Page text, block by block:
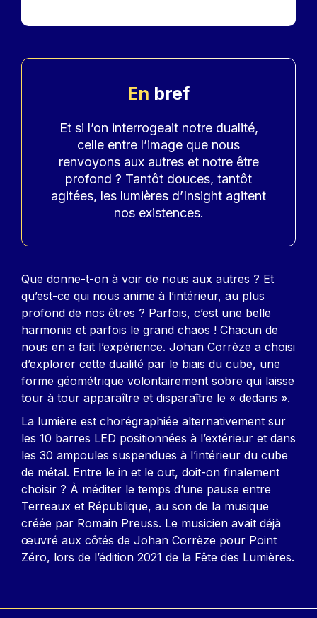
En bref
Accroche
Et si l’on interrogeait notre dualité,
celle entre l’image que nous
renvoyons aux autres et notre être
profond ? Tantôt douces, tantôt
agitées, les lumières d’Insight agitent
nos existences.
Contenu
Que donne-t-on à voir de nous aux autres ? Et
qu’est-ce qui nous anime à l’intérieur, au plus
profond de nos êtres ? Parfois, c’est une belle
harmonie et parfois le grand chaos ! Chacun de
nous en a fait l’expérience. Johan Corrèze a choisi
d’explorer cette dualité par le biais du cube, une
forme géométrique volontairement sobre qui laisse
tour à tour apparaître et disparaître le « dedans ».
La lumière est chorégraphiée alternativement sur
les 10 barres LED positionnées à l’extérieur et dans
les 30 ampoules suspendues à l’intérieur du cube
de métal. Entre le in et le out, doit-on finalement
choisir ? À méditer le temps d’une pause entre
Terreaux et République, au son de la musique
créée par Romain Preuss. Le musicien avait déjà
œuvré aux côtés de Johan Corrèze pour Point
Zéro, lors de l’édition 2021 de la Fête des Lumières.